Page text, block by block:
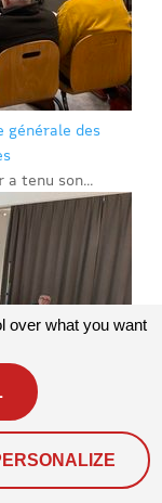
générale des
a tenu son...
over what you want